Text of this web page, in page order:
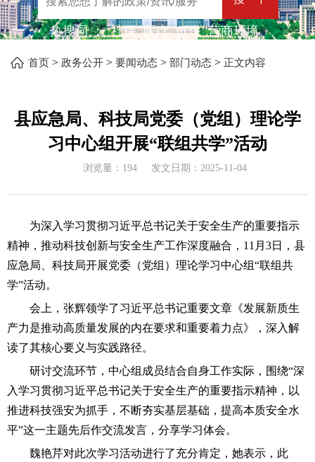
热搜词 ： 社保 医疗 低保 营商环境
首页 > 政务公开 > 要闻动态 > 部门动态 > 正文内容
县应急局、科技局党委（党组）理论学
习中心组开展“联组共学”活动
浏览量： 194 发文日期： 2025-11-04
为深入学习贯彻习近平总书记关于安全生产的重要指示
精神，推动科技创新与安全生产工作深度融合，11月3日，县
应急局、科技局开展党委（党组）理论学习中心组“联组共
学”活动。
会上，张辉领学了习近平总书记重要文章《发展新质生
产力是推动高质量发展的内在要求和重要着力点》，深入解
读了其核心要义与实践路径。
研讨交流环节，中心组成员结合自身工作实际，围绕“深
入学习贯彻习近平总书记关于安全生产的重要指示精神，以
推进科技强安为抓手，不断夯实基层基础，提高本质安全水
平”这一主题先后作交流发言，分享学习体会。
魏艳芹对此次学习活动进行了充分肯定，她表示，此